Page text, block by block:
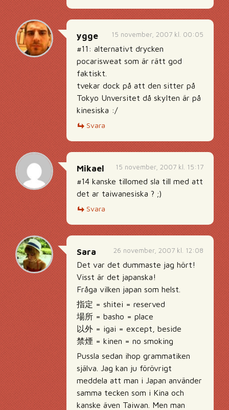
15 november, 2007 kl. 00:05
ygge
#11: alternativt drycken
pocarisweat som är rätt god
faktiskt.
tvekar dock på att den sitter på
Tokyo Unversitet då skylten är på
kinesiska :/
Svara
15 november, 2007 kl. 15:17
Mikael
#14 kanske tillomed sla till med att
det ar taiwanesiska ? ;)
Svara
26 november, 2007 kl. 12:08
Sara
Det var det dummaste jag hört!
Visst är det japanska!
Fråga vilken japan som helst.
指定 = shitei = reserved
場所 = basho = place
以外 = igai = except, beside
禁煙 = kinen = no smoking
Pussla sedan ihop grammatiken
själva. Jag kan ju förövrigt
meddela att man i Japan använder
samma tecken som i Kina och
kanske även Taiwan. Men man